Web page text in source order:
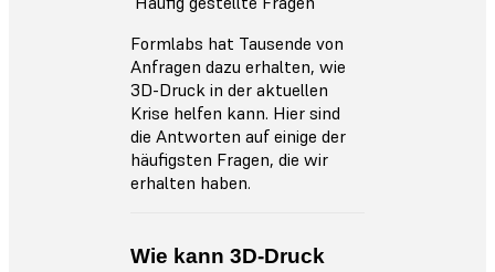
Formlabs hat Tausende von
Anfragen dazu erhalten, wie
3D-Druck in der aktuellen
Krise helfen kann. Hier sind
die Antworten auf einige der
häufigsten Fragen, die wir
erhalten haben.
Wie kann 3D-Druck